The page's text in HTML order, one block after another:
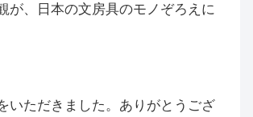
が、日本の文房具のモノぞろえに
いただきました。ありがとうござ